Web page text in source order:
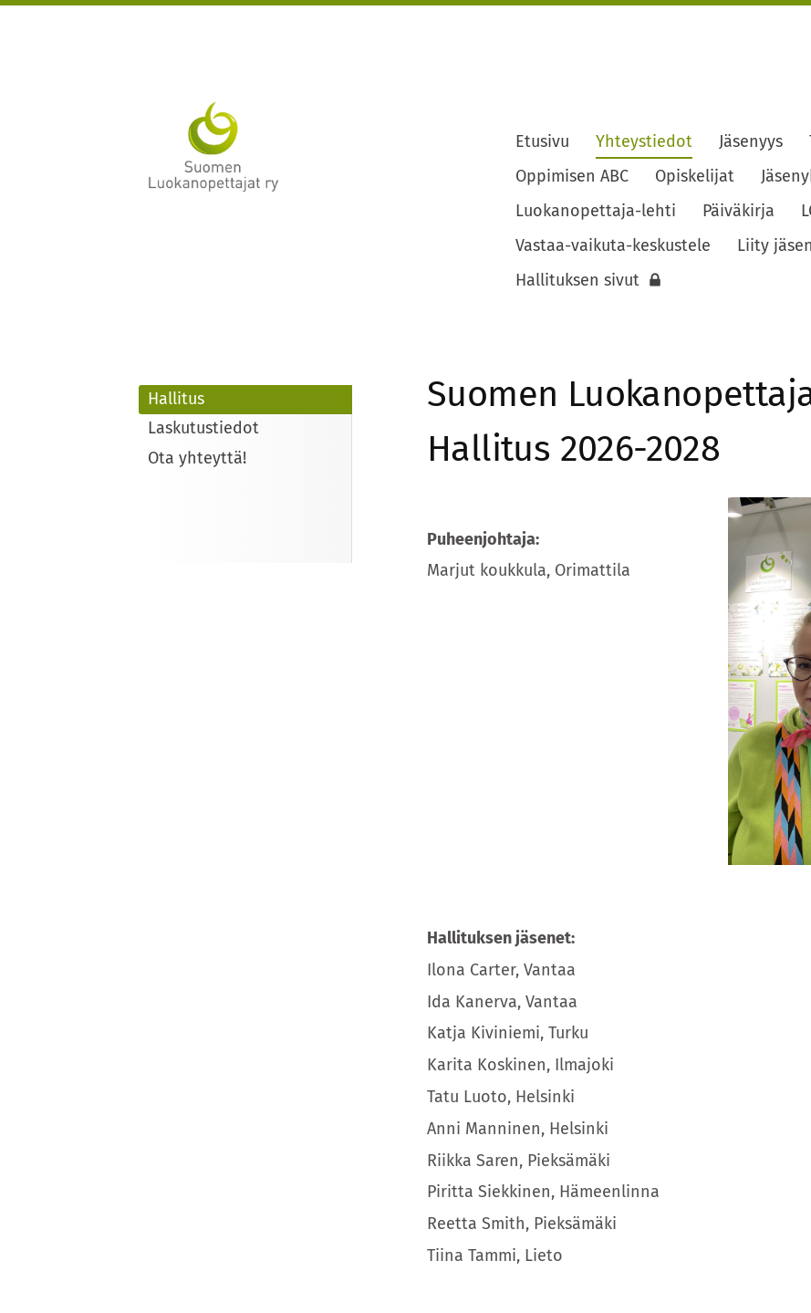
Suomen Luokanopettajat ry
Etusivu Yhteystiedot Jäsenyys
Oppimisen ABC
Opiskelijat
Luokanopettaja-lehti
Päiväkirja
Vastaa-vaikuta-keskustele
Liity
Hallituksen sivut
Hallitus
Laskutustiedot
Ota yhteyttä!
Suomen
Hallitus 2026-2028
Puheenjohtaja:
Marjut koukkula, Orimattila
Hallituksen jäsenet:
Ilona Carter, Vantaa
Ida Kanerva, Vantaa
Katja Kiviniemi, Turku
Karita Koskinen, Ilmajoki
Tatu Luoto, Helsinki
Anni Manninen, Helsinki
Riikka Saren, Pieksämäki
Piritta Siekkinen, Hämeenlinna
Reetta Smith, Pieksämäki
Tiina Tammi, Lieto